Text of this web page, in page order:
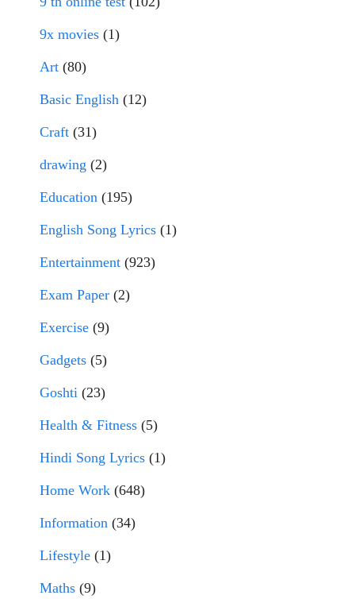
9x movies (1)
Art (80)
Basic English (12)
Craft (31)
drawing (2)
Education (195)
English Song Lyrics (1)
Entertainment (923)
Exam Paper (2)
Exercise (9)
Gadgets (5)
Goshti (23)
Health & Fitness (5)
Hindi Song Lyrics (1)
Home Work (648)
Information (34)
Lifestyle (1)
Maths (9)